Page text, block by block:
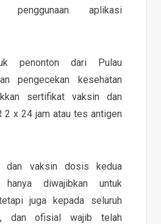
penggunaan aplikasi
penonton dari Pulau
pengecekan kesehatan
sertifikat vaksin dan
2 x 24 jam atau tes antigen
dan vaksin dosis kedua
diwajibkan untuk
juga kepada seluruh
, dan ofisial wajib telah